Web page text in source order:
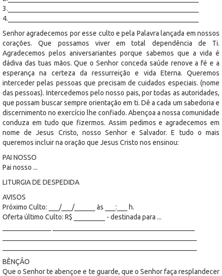
3._______________________________________________________
4._______________________________________________________
Senhor agradecemos por esse culto e pela Palavra lançada em nossos
corações. Que possamos viver em total dependência de Ti.
Agradecemos pelos aniversariantes porque sabemos que a vida é
dádiva das tuas mãos. Que o Senhor conceda saúde renove a fé e a
esperança na certeza da ressurreição e vida Eterna. Queremos
interceder pelas pessoas que precisam de cuidados especiais. (nome
das pessoas). Intercedemos pelo nosso pais, por todas as autoridades,
que possam buscar sempre orientação em ti. Dê a cada um sabedoria e
discernimento no exercício lhe confiado. Abençoa a nossa comunidade
conduza em tudo que fizermos. Assim pedimos e agradecemos em
nome de Jesus Cristo, nosso Senhor e Salvador. E tudo o mais
queremos incluir na oração que Jesus Cristo nos ensinou:
PAI NOSSO
Pai nosso ...
LITURGIA DE DESPEDIDA
AVISOS
Próximo Culto: ___/___/______ às ___:___ h.
Oferta último Culto: R$ _________ - destinada para ...
BÊNÇÃO
Que o Senhor te abençoe e te guarde, que o Senhor faça resplandecer